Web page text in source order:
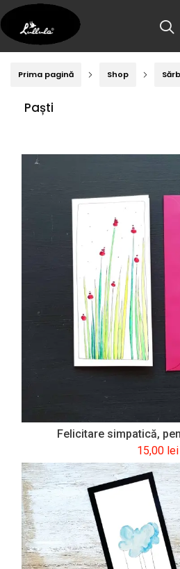
Prima pagină Shop
Paști
Felicitare simpatică,
15,00 lei